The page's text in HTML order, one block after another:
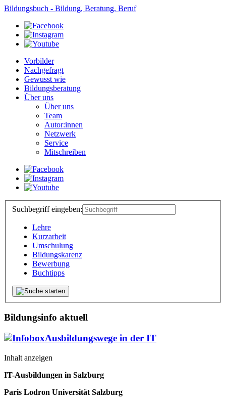
Bildungsbuch - Bildung, Beratung, Beruf
Vorbilder
Nachgefragt
Gewusst wie
Bildungsberatung
Über uns
Über uns
Team
Autor:innen
Netzwerk
Service
Mitschreiben
Suchbegriff eingeben:
Lehre
Kurzarbeit
Umschulung
Bildungskarenz
Bewerbung
Buchtipps
Bildungsinfo aktuell
Ausbildungswege in der IT
Inhalt anzeigen
IT-Ausbildungen in Salzburg
Paris Lodron Universität Salzburg